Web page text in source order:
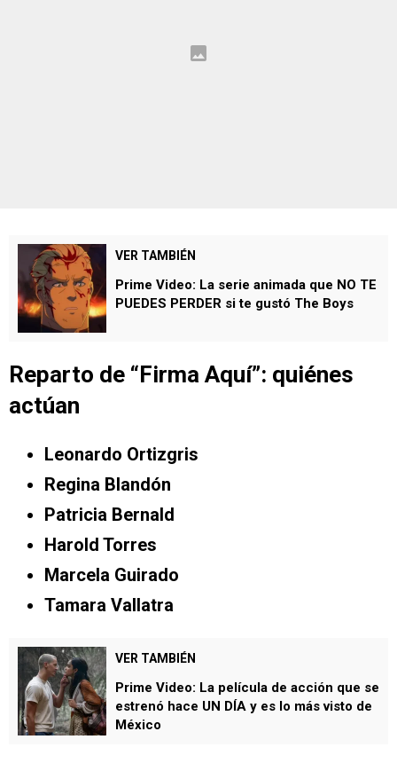
VER TAMBIÉN
Prime Video: La serie animada que NO TE
PUEDES PERDER si te gustó The Boys
Reparto de “Firma Aquí”: quiénes
actúan
Leonardo Ortizgris
Regina Blandón
Patricia Bernald
Harold Torres
Marcela Guirado
Tamara Vallatra
VER TAMBIÉN
Prime Video: La película de acción que se
estrenó hace UN DÍA y es lo más visto de
México